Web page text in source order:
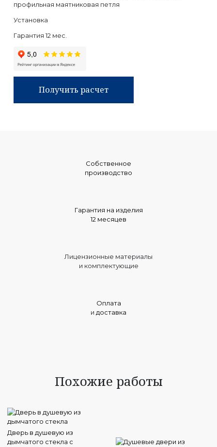
профильная маятниковая петля
Установка
Гарантия 12 мес.
Получить расчет
Собственное
производство
Гарантия на изделия
12 месяцев
Лицензионные материалы
и комплектующие
Оплата
и доставка
Похожие работы
Дверь в душевую из
дымчатого стекла с